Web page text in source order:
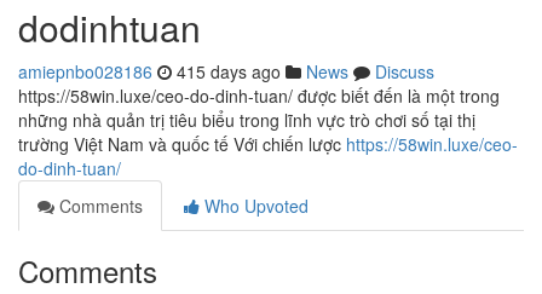
dodinhtuan
amiepnbo028186 415 days ago News
Discuss
https://58win.luxe/ceo-do-dinh-tuan/ được biết đến là một trong
những nhà quản trị tiêu biểu trong lĩnh vực trò chơi số tại thị
trường Việt Nam và quốc tế Với chiến lược https://58win.luxe/ceo-
do-dinh-tuan/
Comments
Who Upvoted
Comments